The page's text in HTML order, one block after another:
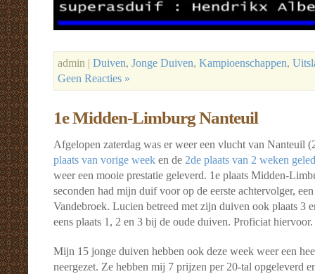
admin | Duiven, Jonge Duiven, Kampioenschappen,
Geen Reacties »
1e Midden-Limburg Nanteuil
Afgelopen zaterdag was er weer een vlucht van Nanteuil
plaats van vorige week en de 2de plaats van 2 weken
weer een mooie prestatie geleverd. 1e plaats Midden-
seconden had mijn duif voor op de eerste achtervolger,
Vandebroek. Lucien betreed met zijn duiven ook plaats 3
eens plaats 1, 2 en 3 bij de oude duiven. Proficiat hiervoor.
Mijn 15 jonge duiven hebben ook deze week weer een
neergezet. Ze hebben mij 7 prijzen per 20-tal opgeleverd